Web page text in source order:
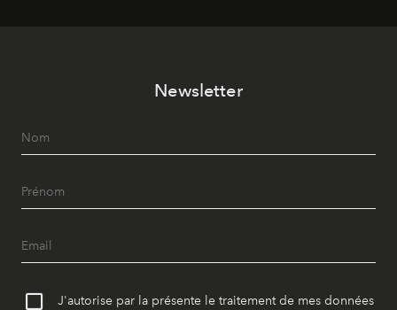
Newsletter
J'autorise par la présente le traitement de mes données